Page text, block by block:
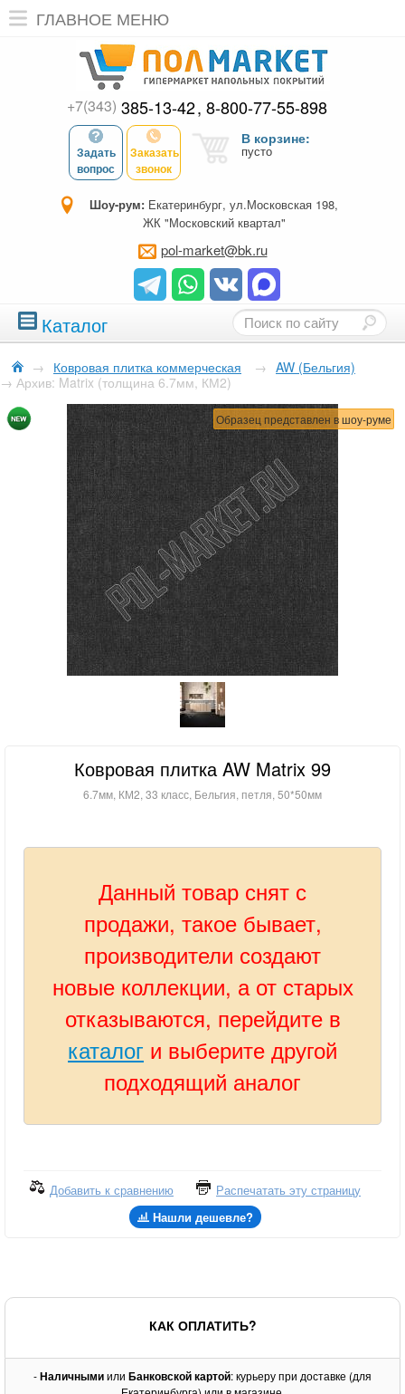
ГЛАВНОЕ МЕНЮ
+7(343) 385-13-42 8-800-77-55-898
Задать
вопрос
Заказать
звонок
В корзине:
пусто
Шоу-рум: Екатеринбург, ул.Московская 198,
ЖК "Московский квартал"
pol-market@bk.ru
Каталог
→ Ковровая плитка коммерческая → AW (Бельгия)
→ Архив: Matrix (толщина 6.7мм, КМ2)
Образец представлен в шоу-руме
Ковровая плитка AW Matrix 99
6.7мм, КМ2, 33 класс, Бельгия, петля, 50*50мм
Данный товар снят с
продажи, такое бывает,
производители создают
новые коллекции, а от старых
отказываются, перейдите в
каталог и выберите другой
подходящий аналог
Добавить к сравнению
Распечатать эту страницу
Нашли дешевле?
КАК ОПЛАТИТЬ?
-Наличнымиили Банковской картой: курьеру при доставке (для